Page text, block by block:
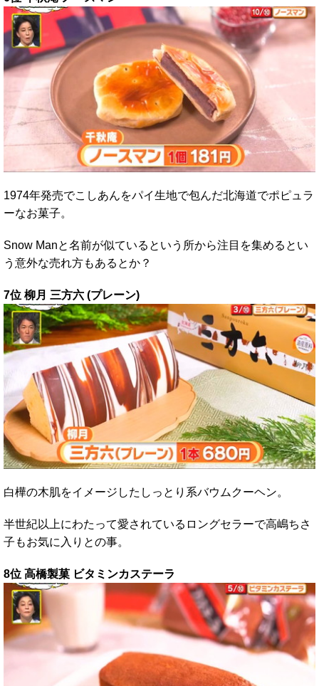
1974年発売でこしあんをパイ生地で包んだ北海道でポピュラ
ーなお菓子。
Snow Manと名前が似ているという所から注目を集めるとい
う意外な売れ方もあるとか？
7位 柳月 三方六 (プレーン)
白樺の木肌をイメージしたしっとり系バウムクーヘン。
半世紀以上にわたって愛されているロングセラーで高嶋ちさ
子もお気に入りとの事。
8位 高橋製菓 ビタミンカステーラ